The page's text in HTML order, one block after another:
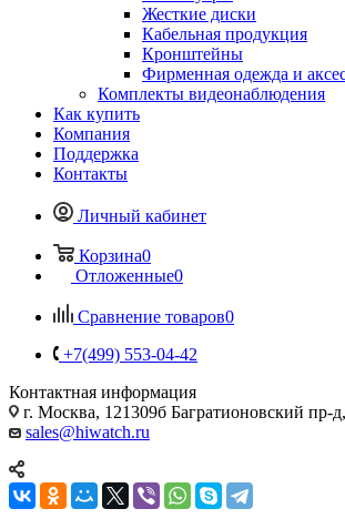
Жесткие диски
Кабельная продукция
Кронштейны
Фирменная одежда и
Комплекты видеонаблюдения
Как купить
Компания
Поддержка
Контакты
Личный кабинет
Корзина0
Отложенные0
Сравнение товаров0
+7(499) 553-04-42
Контактная информация
г. Москва, 121309б Багратионовский пр-
sales@hiwatch.ru